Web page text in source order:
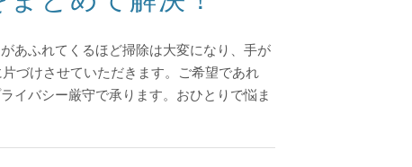
あふれてくるほど掃除は大変になり、手が
づけさせていただきます。ご希望であれ
イバシー厳守で承ります。おひとりで悩ま